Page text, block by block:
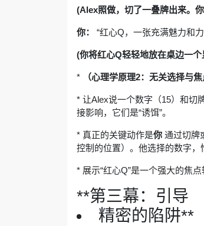
(Alex照做，切了一叠牌出来。
你： “红心Q，一张充满魅力和
(你将红心Q轻轻地放在桌边一
* （心理学原理2：无关选择与焦
* 让Alex说一个数字（15）和切
接影响，它们是“诱饵”。
* 真正的关键动作是你 通过切牌
控制的位置）。他选择的数字，
* 展示“红心Q”是一个强大的焦
**第三幕：引导
精密的陷阱**